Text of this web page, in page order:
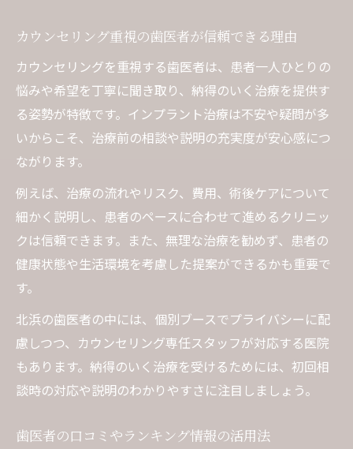
カウンセリング重視の歯医者が信頼できる理由
カウンセリングを重視する歯医者は、患者一人ひとりの
悩みや希望を丁寧に聞き取り、納得のいく治療を提供す
る姿勢が特徴です。インプラント治療は不安や疑問が多
いからこそ、治療前の相談や説明の充実度が安心感につ
ながります。
例えば、治療の流れやリスク、費用、術後ケアについて
細かく説明し、患者のペースに合わせて進めるクリニッ
クは信頼できます。また、無理な治療を勧めず、患者の
健康状態や生活環境を考慮した提案ができるかも重要で
す。
北浜の歯医者の中には、個別ブースでプライバシーに配
慮しつつ、カウンセリング専任スタッフが対応する医院
もあります。納得のいく治療を受けるためには、初回相
談時の対応や説明のわかりやすさに注目しましょう。
歯医者の口コミやランキング情報の活用法